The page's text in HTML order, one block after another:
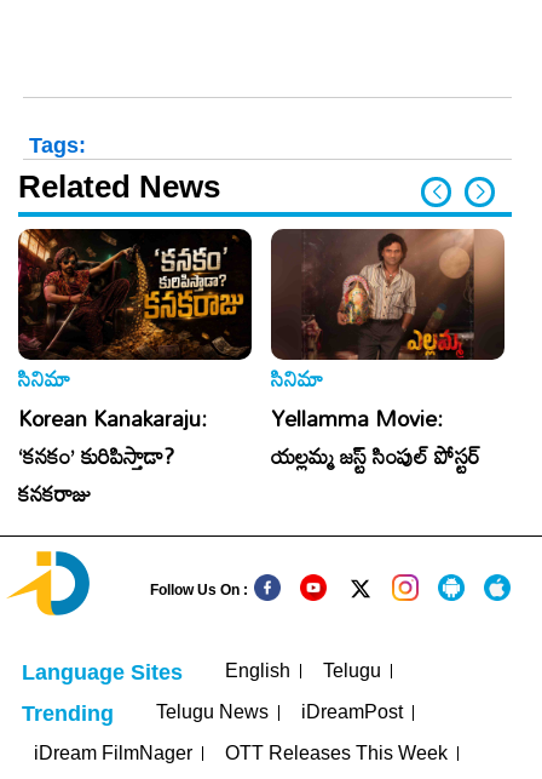
Tags:
Related News
సినిమా
Korean Kanakaraju:
‘కనకం’ కురిపిస్తాడా?
కనకరాజు
సినిమా
Yellamma Movie:
యల్లమ్మ జస్ట్ సింపుల్ పోస్టర్
Follow Us On :
Language Sites English Telugu
Trending Telugu News
iDreamPost
iDream FilmNager
OTT Releases This Week